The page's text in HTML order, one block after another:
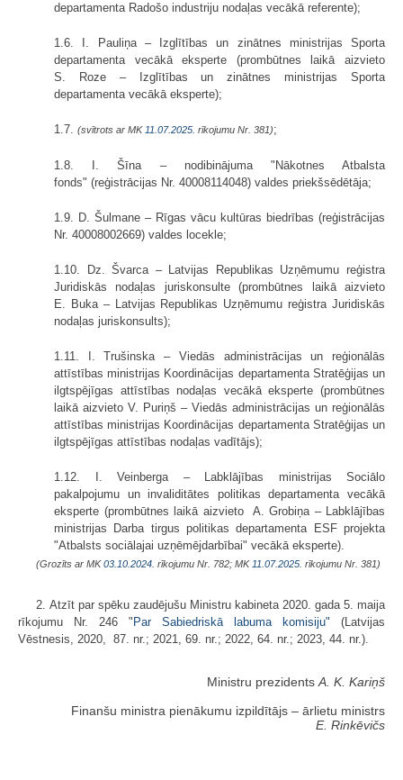
departamenta Radošo industriju nodaļas vecākā referente);
1.6. I. Pauliņa – Izglītības un zinātnes ministrijas Sporta
departamenta vecākā eksperte (prombūtnes laikā aizvieto
S. Roze – Izglītības un zinātnes ministrijas Sporta
departamenta vecākā eksperte);
1.7. (svītrots ar MK 11.07.2025. rīkojumu Nr. 381);
1.8. I. Šīna – nodibinājuma "Nākotnes Atbalsta
fonds" (reģistrācijas Nr. 40008114048) valdes priekšsēdētāja;
1.9. D. Šulmane – Rīgas vācu kultūras biedrības (reģistrācijas
Nr. 40008002669) valdes locekle;
1.10. Dz. Švarca – Latvijas Republikas Uzņēmumu reģistra
Juridiskās nodaļas juriskonsulte (prombūtnes laikā aizvieto
E. Buka – Latvijas Republikas Uzņēmumu reģistra Juridiskās
nodaļas juriskonsults);
1.11. I. Trušinska – Viedās administrācijas un reģionālās
attīstības ministrijas Koordinācijas departamenta Stratēģijas un
ilgtspējīgas attīstības nodaļas vecākā eksperte (prombūtnes
laikā aizvieto V. Puriņš – Viedās administrācijas un reģionālās
attīstības ministrijas Koordinācijas departamenta Stratēģijas un
ilgtspējīgas attīstības nodaļas vadītājs);
1.12. I. Veinberga – Labklājības ministrijas Sociālo
pakalpojumu un invaliditātes politikas departamenta vecākā
eksperte (prombūtnes laikā aizvieto A. Grobiņa – Labklājības
ministrijas Darba tirgus politikas departamenta ESF projekta
"Atbalsts sociālajai uzņēmējdarbībai" vecākā eksperte).
(Grozīts ar MK03.10.2024. rīkojumu Nr. 782; MK 11.07.2025. rīkojumu Nr. 381)
2. Atzīt par spēku zaudējušu Ministru kabineta 2020. gada 5. maija
rīkojumu Nr. 246 " Par Sabiedriskā labuma komisiju" (Latvijas
Vēstnesis, 2020, 87. nr.; 2021, 69. nr.; 2022, 64. nr.; 2023, 44. nr.).
Ministru prezidents A. K. Kariņš
Finanšu ministra pienākumu izpildītājs ‒ ārlietu ministrs
E. Rinkēvičs